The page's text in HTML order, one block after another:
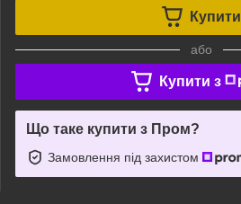
Купити
або
Купити з
Що таке купити з Пром?
Замовлення під захистом